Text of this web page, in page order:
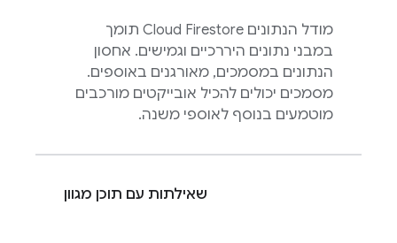
מודל הנתונים Cloud Firestore תומך
במבני נתונים היררכיים וגמישים. אחסון
הנתונים במסמכים, מאורגנים באוספים.
מסמכים יכולים להכיל אובייקטים מורכבים
מוטמעים בנוסף לאוספי משנה.
שאילתות עם תוכן מגוון